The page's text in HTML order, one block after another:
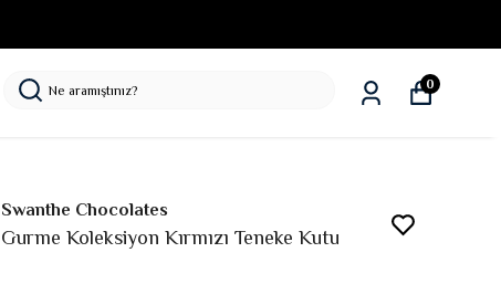
0
Swanthe Chocolates
Gurme Koleksiyon Kırmızı Teneke Kutu